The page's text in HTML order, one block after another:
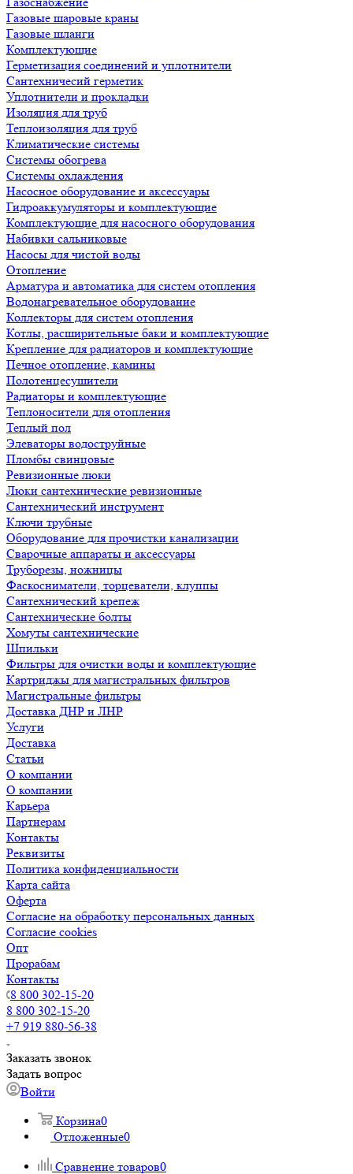
Газовые шаровые краны
Газовые шланги
Комплектующие
Герметизация соединений и уплотнители
Сантехничесий герметик
Уплотнители и прокладки
Изоляция для труб
Теплоизоляция для труб
Климатические системы
Системы обогрева
Системы охлаждения
Насосное оборудование и аксессуары
Гидроаккумуляторы и комплектующие
Комплектующие для насосного оборудования
Набивки сальниковые
Насосы для чистой воды
Отопление
Арматура и автоматика для систем отопления
Водонагревательное оборудование
Коллекторы для систем отопления
Котлы, расширительные баки и комплектующие
Крепление для радиаторов и комплектующие
Печное отопление, камины
Полотенцесушители
Радиаторы и комплектующие
Теплоносители для отопления
Теплый пол
Элеваторы водоструйные
Пломбы свинцовые
Ревизионные люки
Люки сантехнические ревизионные
Сантехнический инструмент
Ключи трубные
Оборудование для прочистки канализации
Сварочные аппараты и аксессуары
Труборезы, ножницы
Фаскосниматели, торцеватели, клуппы
Сантехнический крепеж
Сантехнические болты
Хомуты сантехнические
Шпильки
Фильтры для очистки воды и комплектующие
Картриджы для магистральных фильтров
Магистральные фильтры
Доставка ДНР и ЛНР
Услуги
Доставка
Статьи
О компании
О компании
Карьера
Партнерам
Контакты
Реквизиты
Политика конфиденциальности
Карта сайта
Оферта
Согласие на обработку персональных данных
Согласие cookies
Опт
Прорабам
Контакты
8 800 302-15-20
8 800 302-15-20
+7 919 880-56-38
Заказать звонок
Задать вопрос
Войти
Корзина0
Отложенные0
Сравнение товаров0